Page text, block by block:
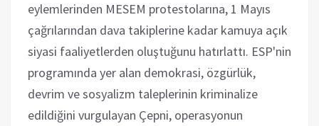
eylemlerinden MESEM protestolarına, 1 Mayıs
çağrılarından dava takiplerine kadar kamuya açık
siyasi faaliyetlerden oluştuğunu hatırlattı. ESP'nin
programında yer alan demokrasi, özgürlük,
devrim ve sosyalizm taleplerinin kriminalize
edildiğini vurgulayan Çepni, operasyonun